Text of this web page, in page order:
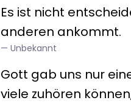
Es ist nicht
anderen ankommt.
Unbekannt
Gott gab uns nur
viele zuhören